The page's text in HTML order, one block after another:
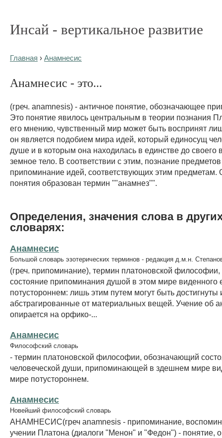
Инсай - вертикальное развитие
Главная › Анамнесис
Анамнесис - это...
(греч. anamnesis) - античное понятие, обозначающее
Это понятие явилось центральным в теории познания
его мнению, чувственный мир может быть воспринят
он является подобием мира идей, который единосущ
душе и в которым она находилась в единстве до своего
земное тело. В соответствии с этим, познание предметов
припоминание идей, соответствующих этим предметам.
понятия образован термин ""анамнез"".
Определения, значения слова в
словарях:
Анамнесис
Большой словарь эзотерических терминов - редакция д.м.н.
(греч. припоминание), термин платоновской
состояние припоминания душой в этом мире виденного
потустороннем: лишь этим путем могут быть достигнуты
абстрагированные от материальных вещей. Учение об
опирается на орфико-...
Анамнесис
Философский словарь
- термин платоновской философии, обозначающий
человеческой души, припоминающей в здешнем мире
мире потустороннем.
Анамнесис
Новейший философский словарь
АНАМНЕСИС(греч anamnesis - припоминание,
учении Платона (диалоги "Менон" и "Федон") - понятие,